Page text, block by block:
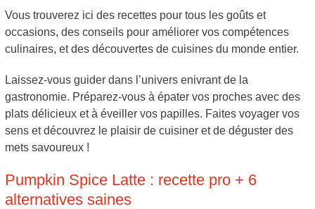
Vous trouverez ici des recettes pour tous les goûts et
occasions, des conseils pour améliorer vos compétences
culinaires, et des découvertes de cuisines du monde entier.
Laissez-vous guider dans l’univers enivrant de la
gastronomie. Préparez-vous à épater vos proches avec des
plats délicieux et à éveiller vos papilles. Faites voyager vos
sens et découvrez le plaisir de cuisiner et de déguster des
mets savoureux !
Pumpkin Spice Latte : recette pro + 6
alternatives saines